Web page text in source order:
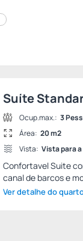
Suíte
Ocup.max.: 3
Área: 20 m2
Vista: Vista para
Confortavel Suite
canal de barcos e
Ver detalhe do